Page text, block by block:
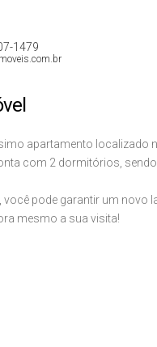
1479
apartamento localizado
com 2 dormitórios,
você pode garantir um
mesmo a sua visita!